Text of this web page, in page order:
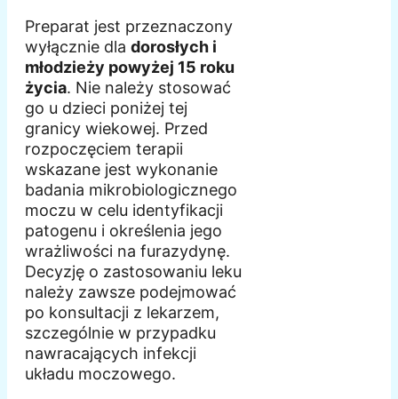
Preparat jest przeznaczony
wyłącznie dla dorosłych i
młodzieży powyżej 15 roku
życia. Nie należy stosować
go u dzieci poniżej tej
granicy wiekowej. Przed
rozpoczęciem terapii
wskazane jest wykonanie
badania mikrobiologicznego
moczu w celu identyfikacji
patogenu i określenia jego
wrażliwości na furazydynę.
Decyzję o zastosowaniu leku
należy zawsze podejmować
po konsultacji z lekarzem,
szczególnie w przypadku
nawracających infekcji
układu moczowego.